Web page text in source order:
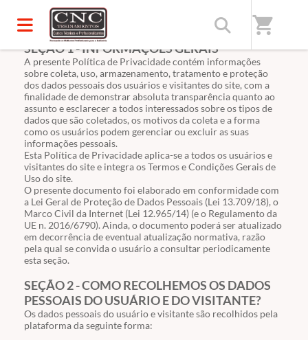
shopping_cart
SEÇÃO 1 - INFORMAÇÕES GERAIS
A presente Política de Privacidade contém informações
sobre coleta, uso, armazenamento, tratamento e proteção
dos dados pessoais dos usuários e visitantes do site, com a
finalidade de demonstrar absoluta transparência quanto ao
assunto e esclarecer a todos interessados sobre os tipos de
dados que são coletados, os motivos da coleta e a forma
como os usuários podem gerenciar ou excluir as suas
informações pessoais.
Esta Política de Privacidade aplica-se a todos os usuários e
visitantes do site e integra os Termos e Condições Gerais de
Uso do site.
O presente documento foi elaborado em conformidade com
a Lei Geral de Proteção de Dados Pessoais (Lei 13.709/18), o
Marco Civil da Internet (Lei 12.965/14) (e o Regulamento da
UE n. 2016/6790). Ainda, o documento poderá ser atualizado
em decorrência de eventual atualização normativa, razão
pela qual se convida o usuário a consultar periodicamente
esta seção.
SEÇÃO 2 - COMO RECOLHEMOS OS DADOS
PESSOAIS DO USUÁRIO E DO VISITANTE?
Os dados pessoais do usuário e visitante são recolhidos pela
plataforma da seguinte forma: